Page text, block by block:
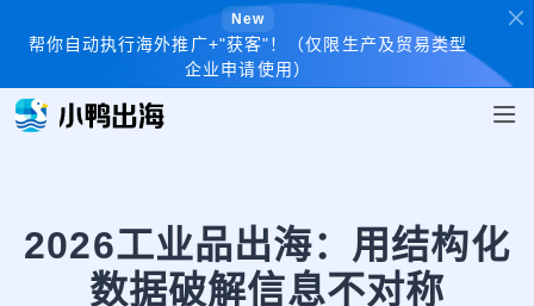
New
帮你自动执行海外推广+"获客"！（仅限生产及贸易类型
企业申请使用）
2026工业品出海：用结构化
数据破解信息不对称